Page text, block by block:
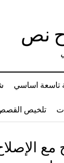
نص
تاسعة اساسي
تلخيص
مع